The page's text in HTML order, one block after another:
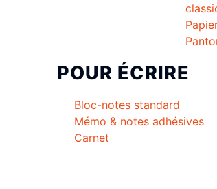
POUR ÉCRIRE
Bloc-notes standard
Mémo & notes adhésives
Carnet